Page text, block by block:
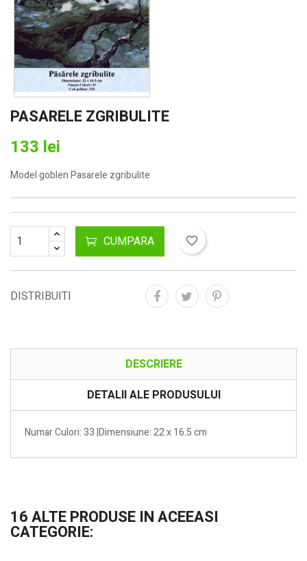
PASARELE ZGRIBULITE
133 lei
Model goblen Pasarele zgribulite
CUMPARA favorite_border
DISTRIBUITI
DESCRIERE
DETALII ALE PRODUSULUI
Numar Culori: 33 |Dimensiune: 22 x 16.5 cm
16 ALTE PRODUSE IN ACEEASI
CATEGORIE: